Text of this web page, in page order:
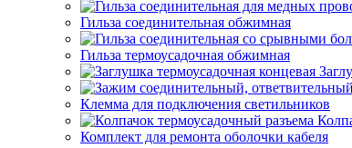
Гильза соединительная обжимная
Гильза термоусадочная обжимная
Клемма для подключения светильников
Комплект для ремонта оболочки кабеля